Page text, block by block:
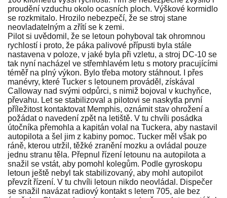
proudění vzduchu okolo ocasních ploch. Výškové kormidlo
se rozkmitalo. Hrozilo nebezpečí, že se stroj stane
neovladatelným a zřítí se k zemi.
Pilot si uvědomil, že se letoun pohyboval tak ohromnou
rychlostí i proto, že páka palivové přípusti byla stále
nastavena v poloze, v jaké byla při vzletu, a stroj DC-10 se
tak nyní nacházel ve střemhlavém letu s motory pracujícími
téměř na plný výkon. Bylo třeba motory stáhnout. I přes
manévry, které Tucker s letounem prováděl, získával
Calloway nad svými odpůrci, s nimiž bojoval v kuchyňce,
převahu. Let se stabilizoval a pilotovi se naskytla první
příležitost kontaktovat Memphis, oznámit stav ohrožení a
požádat o navedení zpět na letiště. V tu chvíli posádka
útočníka přemohla a kapitán volal na Tuckera, aby nastavil
autopilota a šel jim z kabiny pomoc. Tucker měl však po
ráně, kterou utržil, těžké zranění mozku a ovládal pouze
jednu stranu těla. Přepnul řízení letounu na autopilota a
snažil se vstát, aby pomohl kolegům. Podle gyroskopu
letoun ještě nebyl tak stabilizovaný, aby mohl autopilot
převzít řízení. V tu chvíli letoun nikdo neovládal. Dispečer
se snažil navázat radiový kontakt s letem 705, ale bez